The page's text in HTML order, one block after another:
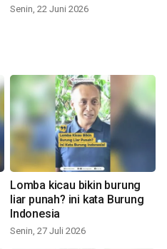
Senin, 22 Juni 2026
Lomba kicau bikin burung
liar punah? ini kata Burung
Indonesia
Senin, 27 Juli 2026